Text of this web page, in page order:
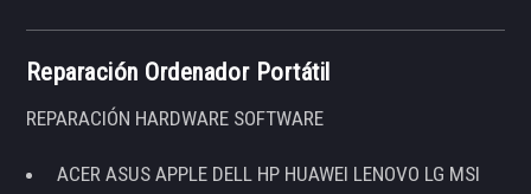
Reparación Ordenador Portátil
REPARACIÓN HARDWARE SOFTWARE
ACER ASUS APPLE DELL HP HUAWEI LENOVO LG MSI